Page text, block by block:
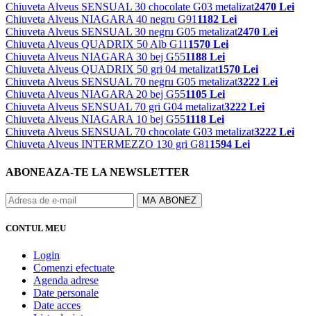
Chiuveta Alveus SENSUAL 30 chocolate G03 metalizat2470 Lei
Chiuveta Alveus NIAGARA 40 negru G91 1182 Lei
Chiuveta Alveus SENSUAL 30 negru G05 metalizat2470 Lei
Chiuveta Alveus QUADRIX 50 Alb G11 1570 Lei
Chiuveta Alveus NIAGARA 30 bej G551188 Lei
Chiuveta Alveus QUADRIX 50 gri 04 metalizat1570 Lei
Chiuveta Alveus SENSUAL 70 negru G05 metalizat3222 Lei
Chiuveta Alveus NIAGARA 20 bej G551105 Lei
Chiuveta Alveus SENSUAL 70 gri G04 metalizat3222 Lei
Chiuveta Alveus NIAGARA 10 bej G551118 Lei
Chiuveta Alveus SENSUAL 70 chocolate G03 metalizat3222 Lei
Chiuveta Alveus INTERMEZZO 130 gri G81 1594 Lei
ABONEAZA-TE LA NEWSLETTER
CONTUL MEU
Login
Comenzi efectuate
Agenda adrese
Date personale
Date acces